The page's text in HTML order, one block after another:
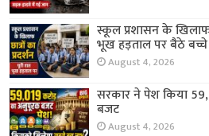
स्कूल प्रशासन के खिलाफ
भूख हड़ताल पर बैठे बच्चे
August 4, 2026
सरकार ने पेश किया
बजट
August 4, 2026